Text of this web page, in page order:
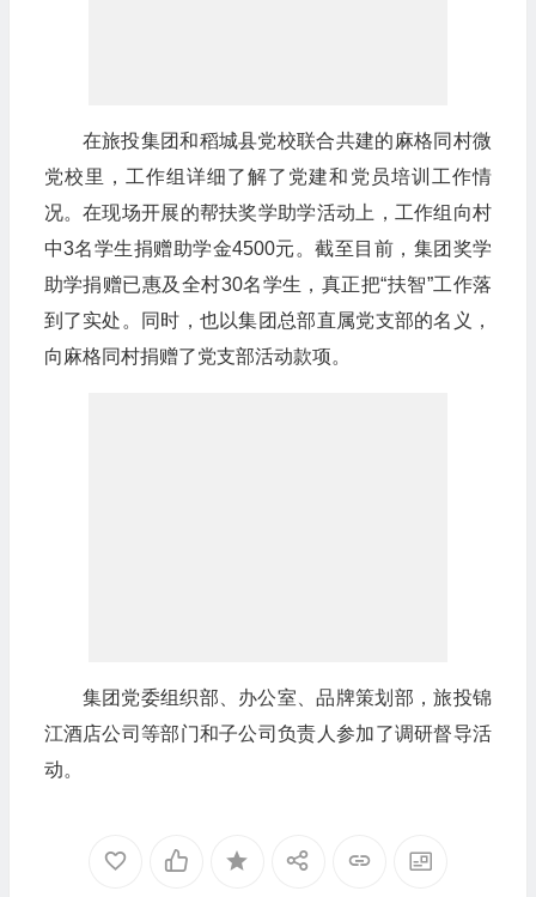
在旅投集团和稻城县党校联合共建的麻格同村微
党校里，工作组详细了解了党建和党员培训工作情
况。在现场开展的帮扶奖学助学活动上，工作组向村
中3名学生捐赠助学金4500元。截至目前，集团奖学
助学捐赠已惠及全村30名学生，真正把“扶智”工作落
到了实处。同时，也以集团总部直属党支部的名义，
向麻格同村捐赠了党支部活动款项。
集团党委组织部、办公室、品牌策划部，旅投锦
江酒店公司等部门和子公司负责人参加了调研督导活
动。